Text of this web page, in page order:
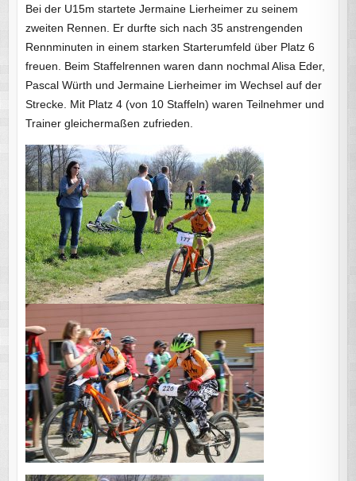
Bei der U15m startete Jermaine Lierheimer zu seinem
zweiten Rennen. Er durfte sich nach 35 anstrengenden
Rennminuten in einem starken Starterumfeld über Platz 6
freuen. Beim Staffelrennen waren dann nochmal Alisa Eder,
Pascal Würth und Jermaine Lierheimer im Wechsel auf der
Strecke. Mit Platz 4 (von 10 Staffeln) waren Teilnehmer und
Trainer gleichermaßen zufrieden.